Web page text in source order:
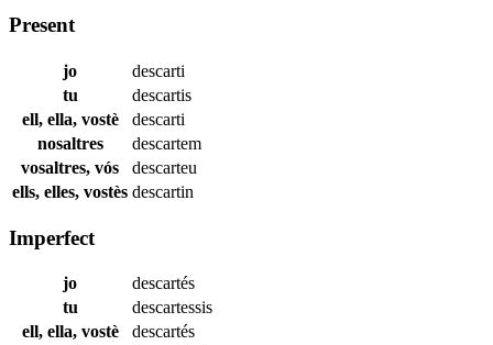
Present
jo
descarti
tu
descartis
ell, ella, vostè
descarti
nosaltres
descartem
vosaltres, vós
descarteu
ells, elles, vostès descartin
Imperfect
jo
descartés
tu
descartessis
ell, ella, vostè
descartés